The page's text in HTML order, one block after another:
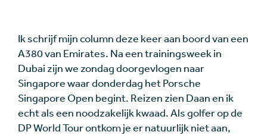
Ik schrijf mijn column deze keer aan boord van een
A380 van Emirates. Na een trainingsweek in
Dubai zijn we zondag doorgevlogen naar
Singapore waar donderdag het Porsche
Singapore Open begint. Reizen zien Daan en ik
echt als een noodzakelijk kwaad. Als golfer op de
DP World Tour ontkom je er natuurlijk niet aan,